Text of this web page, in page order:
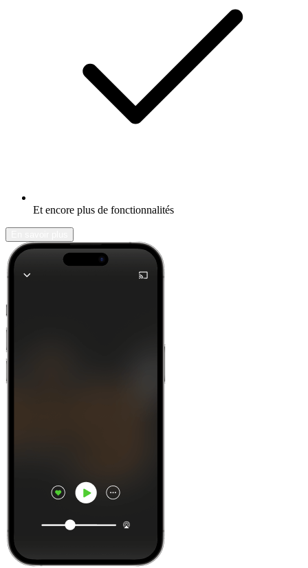
Et encore plus de fonctionnalités